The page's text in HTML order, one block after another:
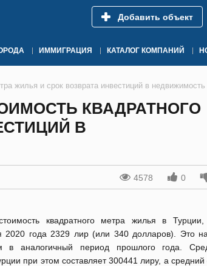
Добавить объект
ИММИГРАЦИЯ КАТАЛОГ КОМПАНИЙ
жилья и срок возврата инвестиций в недвижимость
КВАДРАТНОГО
В
4578 0
квадратного метра жилья в
2020 года 2329 лир (или 340 долларов). Это
в аналогичный период прошлого года.
при этом составляет 300441 лиру, а средний